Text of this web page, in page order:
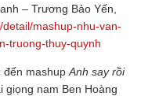
– Trương Bảo Yến,
detail/mashup-nhu-van-
truong-thuy-quynh
đến mashup Anh say rồi
giọng nam Ben Hoàng